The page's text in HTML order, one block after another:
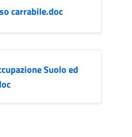
carrabile.doc
Suolo ed